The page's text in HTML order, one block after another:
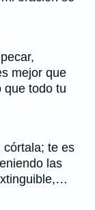
mejor que
que todo tu
córtala; te es
las